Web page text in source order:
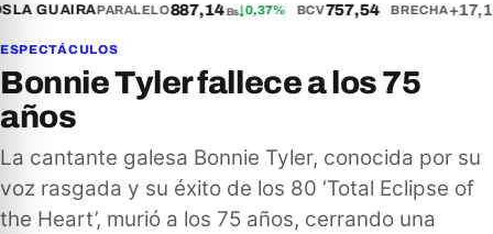
LA GUAIRAPARALELO887,14Bs↓0,37% BCV757,54 BRECHA
ESPECTÁCULOS
Bonnie Tyler fallece a los 75
años
La cantante galesa Bonnie Tyler, conocida por su
voz rasgada y su éxito de los 80 ‘Total Eclipse of
the Heart’, murió a los 75 años, cerrando una